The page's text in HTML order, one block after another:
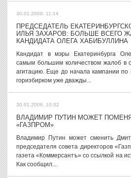
30.01.2008, 11:14
ПРЕДСЕДАТЕЛЬ
ИЛЬЯ ЗАХАРОВ: БОЛЬШЕ ВСЕГО
КАНДИДАТА ОЛЕГА ХАБИБУЛЛИНА
Кандидат в мэры Екатеринбурга
самым большим количеством жалоб в
агитацию. Еще до начала кампании по
горизбирком уже дважды...
30.01.2008, 10:32
ВЛАДИМИР ПУТИН МОЖЕТ
«ГАЗПРОМ»
Владимир Путин может сменить
председателя совета директоров
газета «Коммерсантъ» со ссылкой на
Как сообщил...